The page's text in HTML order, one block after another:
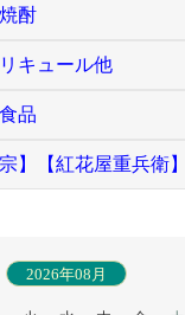
酎
キュール他
品
宗】【紅花屋重兵衛】
2026年08月